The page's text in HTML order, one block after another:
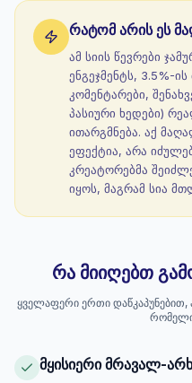
რატომ არის ეს
ამ სიის წევრები
ენგეჯმენტს, 3.5%-
კომენტარები,
პასიური ხედები)
ითარგმნება. აქ
ეფექტია, არა
კრეატორებმა
იყოს, მაგრამ სია
რა მიიღებთ
ყველაფერი ერთი დაწკაპუნებით,
მყისიერი მრავალ-